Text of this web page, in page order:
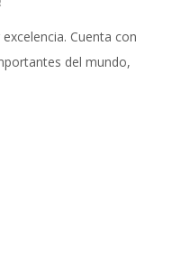
Cuenta con
del mundo,